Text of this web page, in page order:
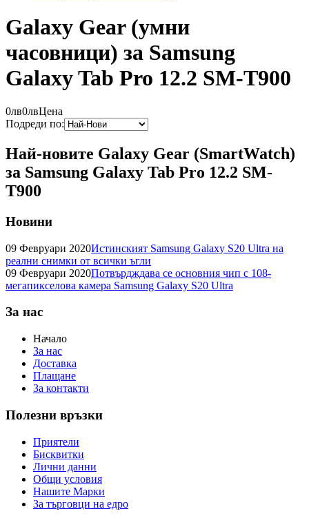
Galaxy Gear (умни
часовници) за Samsung
Galaxy Tab Pro 12.2 SM-T900
0лв0лвЦена
Подреди по:
Най-новите Galaxy Gear (SmartWatch)
за Samsung Galaxy Tab Pro 12.2 SM-
T900
Новини
09 Февруари 2020Истинският Samsung Galaxy S20 Ultra на
реални снимки от всички ъгли
09 Февруари 2020Потвърдждава се основния чип с 108-
мегапикселова камера Samsung Galaxy S20 Ultra
За нас
Начало
За нас
Доставка
Плащане
За контакти
Полезни връзки
Приятели
Бисквитки
Лични данни
Общи условия
Нашите Марки
За търговци на едро